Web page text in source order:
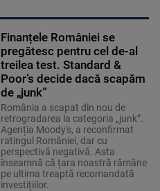
Finanțele României se
pregătesc pentru cel de-al
treilea test. Standard &
Poor’s decide dacă scapăm
de „junk”
România a scapat din nou de
retrogradarea la categoria „junk”.
Agenția Moody's, a reconfirmat
ratingul României, dar cu
perspectivă negativă. Asta
înseamnă că țara noastră rămâne
pe ultima treaptă recomandată
investițiilor.